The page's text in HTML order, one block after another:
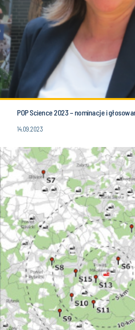
POP Science 2023 – nominacje i
14.09.2023